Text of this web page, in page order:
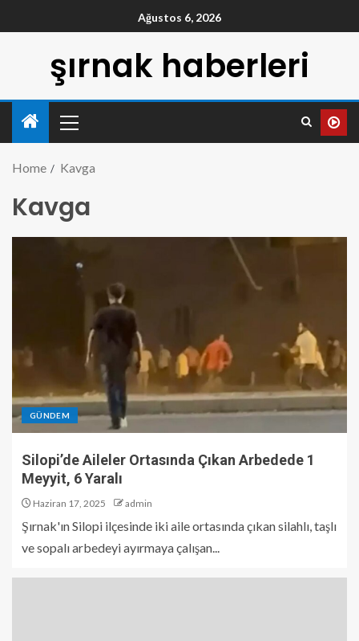
Ağustos 6, 2026
şırnak haberleri
Home Kavga
Kavga
GÜNDEM
Silopi’de Aileler Ortasında Çıkan Arbedede 1
Meyyit, 6 Yaralı
Haziran 17, 2025 admin
Şırnak'ın Silopi ilçesinde iki aile ortasında çıkan silahlı, taşlı
ve sopalı arbedeyi ayırmaya çalışan...